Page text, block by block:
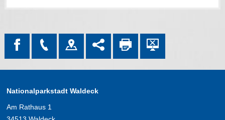
Nationalparkstadt Waldeck
Am Rathaus 1